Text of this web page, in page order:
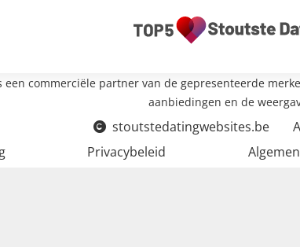
een commerciële partner van de gepresenteerde
aanbiedingen en de
stoutstedatingwebsites.be
Privacybeleid